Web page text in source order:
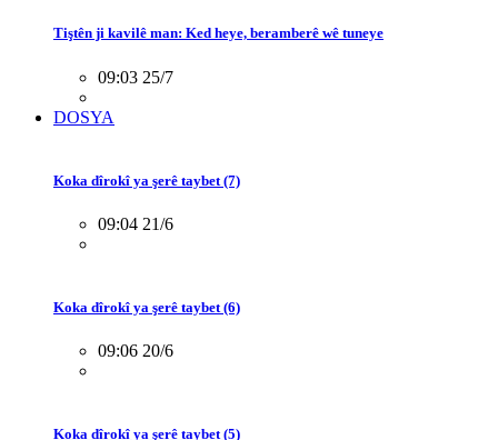
Tiştên ji kavilê man: Ked heye, beramberê wê tuneye
09:03 25/7
DOSYA
Koka dîrokî ya şerê taybet (7)
09:04 21/6
Koka dîrokî ya şerê taybet (6)
09:06 20/6
Koka dîrokî ya şerê taybet (5)